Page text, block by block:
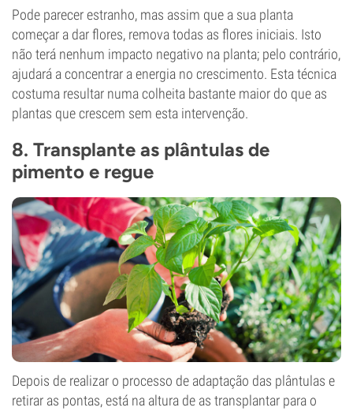
Pode parecer estranho, mas assim que a sua planta
começar a dar flores, remova todas as flores iniciais. Isto
não terá nenhum impacto negativo na planta; pelo contrário,
ajudará a concentrar a energia no crescimento. Esta técnica
costuma resultar numa colheita bastante maior do que as
plantas que crescem sem esta intervenção.
8. Transplante as plântulas de
pimento e regue
Depois de realizar o processo de adaptação das plântulas e
retirar as pontas, está na altura de as transplantar para o